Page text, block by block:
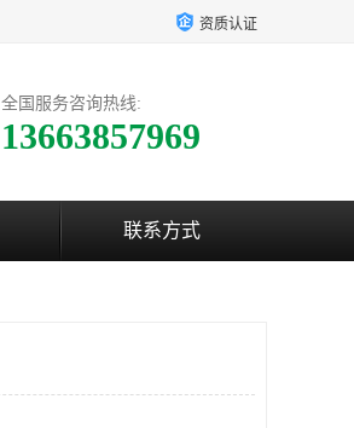
资质认证
全国服务咨询热线:
13663857969
联系方式